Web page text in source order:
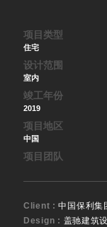
项目类型
住宅
设计范围
室内
竣工年份
2019
项目地区
中国
项目团队
Client : 中国保利集
Design : 盖驰建筑